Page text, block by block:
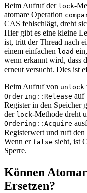
Beim Aufruf der lock-
atomare Operation
CAS fehlschlägt, dreht
Hier gibt es eine kleine
ist, tritt der Thread nach
einem einfachen load
wenn erkannt wird, dass
erneut versucht. Dies ist
Beim Aufruf von unlock
Ordering::Release auf
Register in den Speicher
der lock-Methode dreht
Ordering::Acquire
Registerwert und ruft den
Wenn er false sieht, ist
Sperre.
Können
Ersetzen?